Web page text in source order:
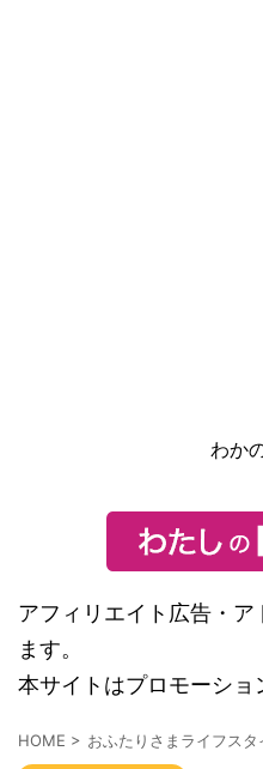
わか
アフィリエイト広告・
ます。
本サイトはプロモーショ
HOME > おふたりさまライフスタ